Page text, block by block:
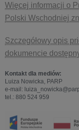
Więcej informacji o
Polski Wschodniej
Szczegółowy opis
dokumencie
Kontakt dla mediów:
Luiza Nowicka, PARP
e-mail:
tel.: 880 524 959